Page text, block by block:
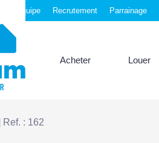
Notre équipe Recrutement Parrainage
Acheter Louer
Ref. : 162